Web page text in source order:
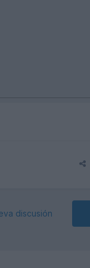
discusión